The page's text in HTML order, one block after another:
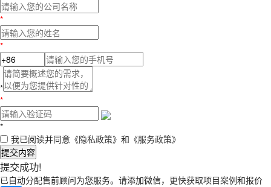
*
*
*
*
*
我已阅读并同意 《隐私政策》 和 《服务政策》
提交内容
提交成功!
已自动分配售前顾问为您服务。请添加微信，更快获取项目案例和报价